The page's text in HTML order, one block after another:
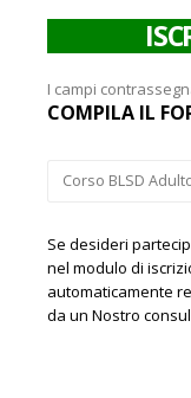
I campi
COMPILA IL
Se desideri
nel modulo di
automaticamente
da un Nostro